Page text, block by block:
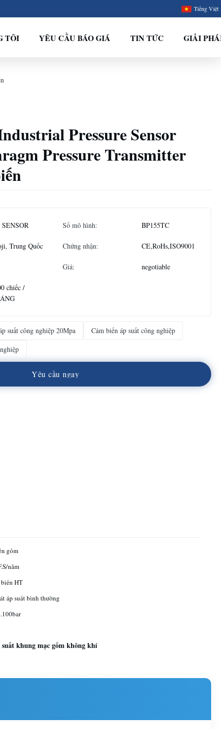
Tiếng Việt
TÔI YÊU CẦU BÁO GIÁ TIN TỨC GIẢI
Pressure Sensor
Pressure Transmitter
Số mô hình: BP155TC
Trung Quốc Chứng nhận: CE,RoHs,ISO9001
Giá: negotiable
chiếc /
suất công nghiệp 20Mpa
Cảm biến áp suất công nghiệp
Yêu cầu ngay
gốm
năm
HT
áp suất bình thường
khung mạc gốm không khí